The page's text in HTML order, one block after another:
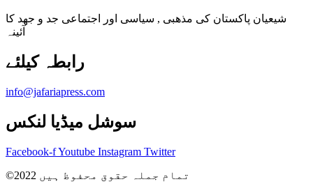
شیعیان پاکستان کی مذهبی , سیاسی اور اجتماعی جد و جهد کا
آئینہ
info@jafariapress.com​
سوشل میڈیا لنکس
Facebook-fYoutube Instagram Twitter
©2022 تمام جملہ حقوق محفوظ ہیں